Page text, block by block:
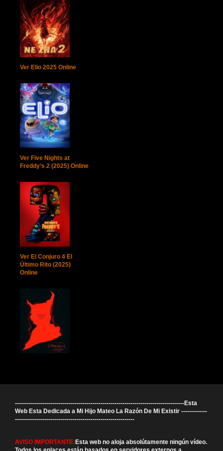
Ver Elio 2025 Online
Ver Five Nights at
Freddy’s 2 (2025) Online
Ver El Conjuro 4 El
Último Rito (2025)
Online
-------------------------------------------------------------------------------------Esta
Web Esta Dedicada a Mi Hijo Mateo La Razón De Mi Existir -------------
------------------------------------------------------------
AVISO IMPORTANTE:Esta web no aloja absolútamente ningún vídeo.